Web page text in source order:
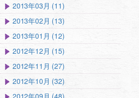
2013年03月 (11)
2013年02月 (13)
2013年01月 (12)
2012年12月 (15)
2012年11月 (27)
2012年10月 (32)
2012年09月 (48)